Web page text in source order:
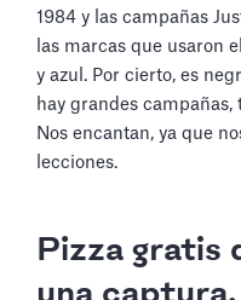
1984 y las campañas
las marcas que usaron
y azul. Por cierto, es
hay grandes
Nos encantan, ya que
lecciones.
Pizza gratis